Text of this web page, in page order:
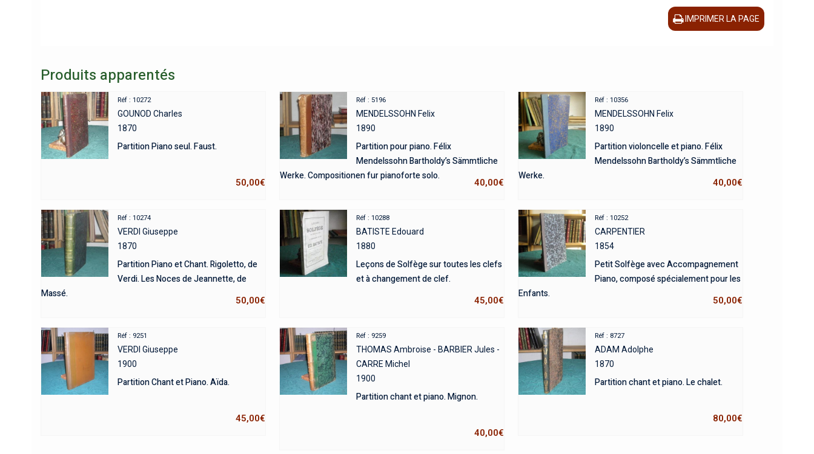
IMPRIMER LA PAGE
Produits apparentés
Réf : 10272
GOUNOD Charles
1870
Partition Piano seul. Faust.
50,00€
Réf : 5196
MENDELSSOHN Felix
1890
Partition pour piano. Félix
Mendelssohn Bartholdy’s Sämmtliche
Werke. Compositionen fur pianoforte solo.
40,00€
Réf : 10356
MENDELSSOHN Felix
1890
Partition violoncelle et piano. Félix
Mendelssohn Bartholdy’s Sämmtliche
Werke.
40,00€
Réf : 10274
VERDI Giuseppe
1870
Partition Piano et Chant. Rigoletto, de
Verdi. Les Noces de Jeannette, de
Massé.
50,00€
Réf : 10288
BATISTE Edouard
1880
Leçons de Solfège sur toutes les clefs
et à changement de clef.
45,00€
Réf : 10252
CARPENTIER
1854
Petit Solfège avec Accompagnement
Piano, composé spécialement pour les
Enfants.
50,00€
Réf : 9251
VERDI Giuseppe
1900
Partition Chant et Piano. Aïda.
45,00€
Réf : 9259
THOMAS Ambroise - BARBIER Jules -
CARRE Michel
1900
Partition chant et piano. Mignon.
40,00€
Réf : 8727
ADAM Adolphe
1870
Partition chant et piano. Le chalet.
80,00€